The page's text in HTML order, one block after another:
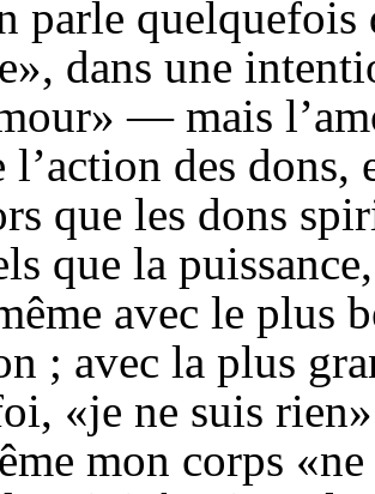
parle
dans une
— mais
des dons,
que les dons
que la
avec le plus
; avec la plus
«je ne suis
mon corps